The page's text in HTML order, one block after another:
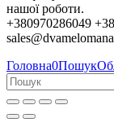
нашої роботи.
+380970286049
Головна0Пошук
Колеги,